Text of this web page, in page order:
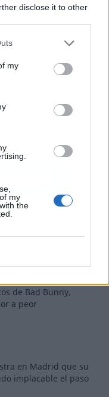
disclose it to other
my
my
the
de Bad Bunny,
a peor
en Madrid que su
implacable el paso